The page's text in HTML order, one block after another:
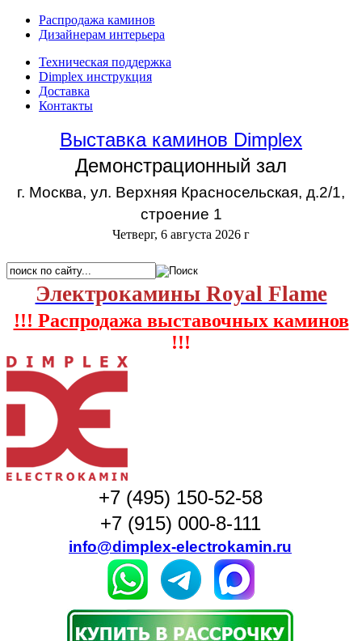
Распродажа каминов
Дизайнерам интерьера
Техническая поддержка
Dimplex инструкция
Доставка
Контакты
Выставка каминов Dimplex
Демонстрационный зал
г. Москва, ул. Верхняя Красносельская, д.2/1,
строение 1
Четверг, 6 августа 2026 г
Электрокамины Royal Flame
!!! Распродажа выставочных каминов
!!!
+7 (495) 150-52-58
+7 (915) 000-8-111
info@dimplex-electrokamin.ru